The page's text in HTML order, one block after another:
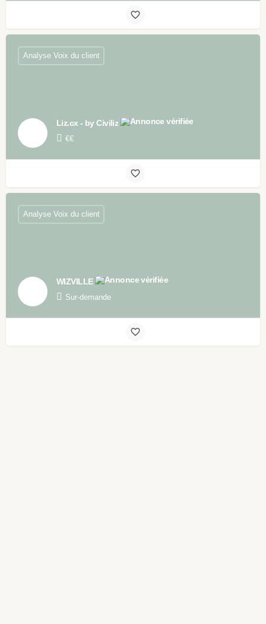
Liz.cx - by Civiliz
€€
Analyse Voix du client
WIZVILLE
Sur-demande
Analyse Voix du client